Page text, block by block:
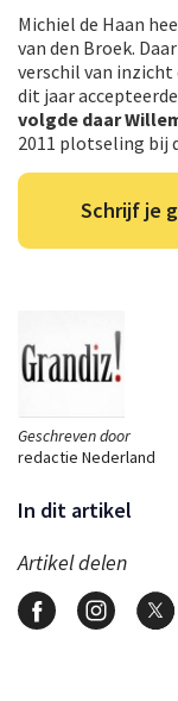
Geschreven door
redactie Nederland
In dit artikel
Artikel delen
Michiel de Haan
van den Broek.
verschil van inzicht
dit jaar
volgde daar
2011 plotseling bij
Schrijf je